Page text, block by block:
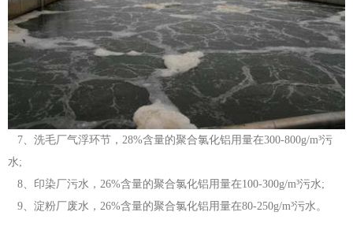
7、洗毛厂气浮环节，28%含量的聚合氯化铝用量在300-800g/m³污
水;
8、印染厂污水，26%含量的聚合氯化铝用量在100-300g/m³污水;
9、淀粉厂废水，26%含量的聚合氯化铝用量在80-250g/m³污水。